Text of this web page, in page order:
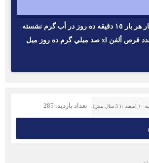
با سلام روزي دو بار هر بار ١٥ دقيقه ده روز در أب گرم نشسته
شود و روزي يك عدد قرص ألفن xl صد ميلي گرم ده روز ميل
پیش) تعداد بازدید: 285